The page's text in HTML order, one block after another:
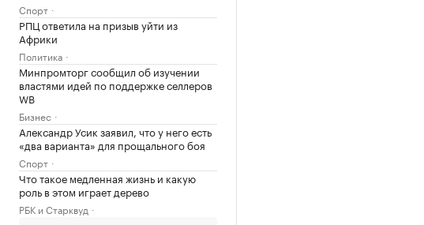
Спорт
РПЦ ответила на призыв уйти из
Африки
Политика
Минпромторг сообщил об изучении
властями идей по поддержке селлеров
WB
Бизнес
Александр Усик заявил, что у него есть
«два варианта» для прощального боя
Спорт
Что такое медленная жизнь и какую
роль в этом играет дерево
РБК и Старквуд